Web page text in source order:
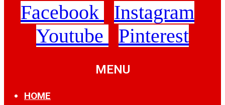
Facebook
Instagram
Youtube
Pinterest
MENU
HOME